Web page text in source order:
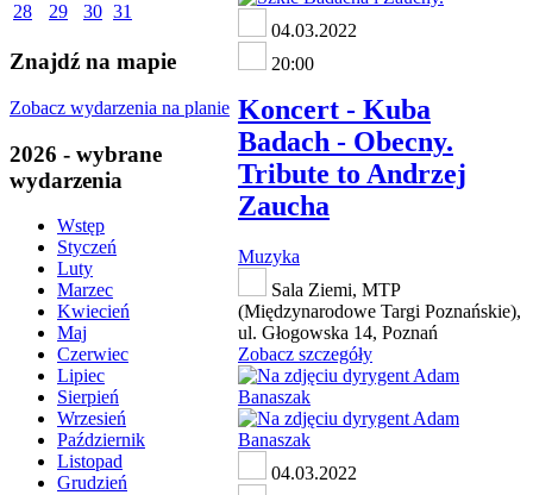
28
29 30 31
Znajdź na mapie
Zobacz wydarzenia na planie
2026 - wybrane
wydarzenia
Wstęp
Styczeń
Luty
Marzec
Kwiecień
Maj
Czerwiec
Lipiec
Sierpień
Wrzesień
Październik
Listopad
Grudzień
04.03.2022
20:00
Koncert - Kuba
Badach - Obecny.
Tribute to Andrzej
Zaucha
Muzyka
Sala Ziemi, MTP
(Międzynarodowe Targi Poznańskie),
ul. Głogowska 14, Poznań
Zobacz szczegóły
04.03.2022